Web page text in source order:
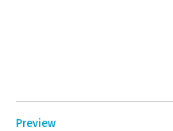
Preview